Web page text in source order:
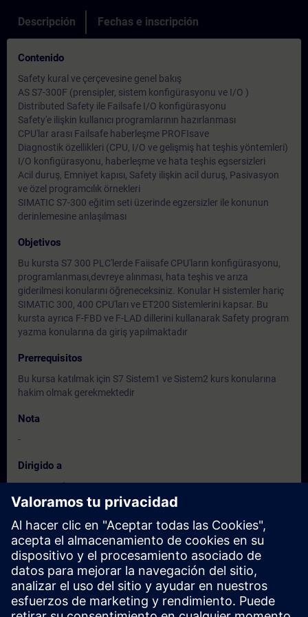
Descripción Fechas e inscripción
Contenido
Safety kural ve çerçevesine genel bakış
AS S7-300F (prensipler, sistem konfigürasyonu ve I/O )
Distributed Safety ile Failsafe I/O konfigürasyonu
Safety'e ilişkin kullanıcı programlarının hazırlanması
CPU'lar arası Failsafe haberleşme PROFIsave
Diagnostik özellikleri (CPU, I/O ve gelişmiş hat teşhis yöntemleri)
I/O konfigürasyonu, haberleşme ve hata teşhis egsersizleri
Acil duruş, Emniyet kapısı, Safety ilişkin acil duruş, Pasivasyon
ve özel programcılık örnekleri
SIMATIC S7-300 eğitim seti üzerinde egzersizler ile konunun
derinlemesine anlaşılması
Objetivos
Bu kursta S7 300 PLC'lerde Faiisafe CPU'ların konfigürasyonu,
programlanması,devreye alınması, hata teşhis ve arıza
giderilmesi konularını öğreneceksiniz. Konular H sistemler hariç
SIMATIC 300, 400 CPU'ları ve ET200 Sistemlerini kapsar. Bu
kursta ayrıca F-FBD ve F-LAD dillerini kullanarak Safety program
yazma konularına da giriş yapılmaktadır
Prerrequisitos
Bu kursa katılmak için S7 Sistem1 ve Sistem2 kurs konularına
hakim olmak gerekmektedir
Nota
-
Dirigido a
Programcılar
Devreye alma, Servis personeli
Fechas e inscripción
Actualmente no hay eventos disponibles
Inscríbete en la lista de solicitudes y recibirás una notificación en